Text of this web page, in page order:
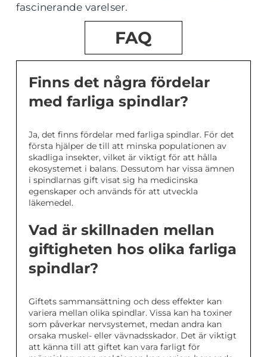
fascinerande varelser.
FAQ
Finns det några fördelar
med farliga spindlar?
Ja, det finns fördelar med farliga spindlar. För det
första hjälper de till att minska populationen av
skadliga insekter, vilket är viktigt för att hålla
ekosystemet i balans. Dessutom har vissa ämnen
i spindlarnas gift visat sig ha medicinska
egenskaper och används för att utveckla
läkemedel.
Vad är skillnaden mellan
giftigheten hos olika farliga
spindlar?
Giftets sammansättning och dess effekter kan
variera mellan olika spindlar. Vissa kan ha toxiner
som påverkar nervsystemet, medan andra kan
orsaka muskel- eller vävnadsskador. Det är viktigt
att känna till att giftet kan vara farligt för